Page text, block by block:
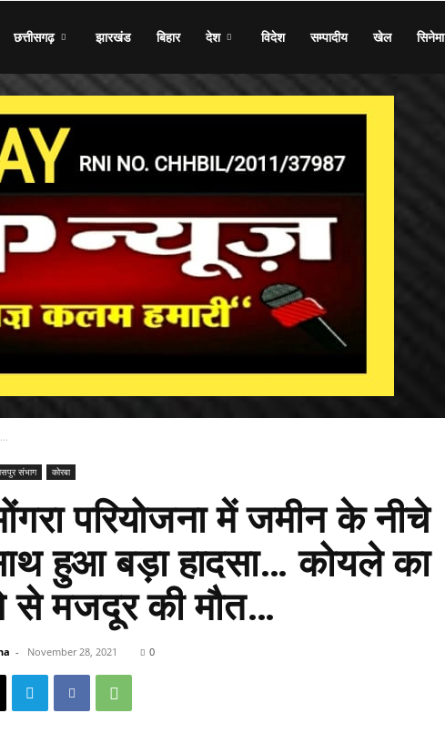
छत्तीसगढ़ झारखंड बिहार देश विदेश सम्पादीय खेल सिनेमा
संभाग कोरबा
परियोजना में जमीन के नीचे
हुआ बड़ा हादसा… कोयले का
से मजदूर की मौत…
- November 28, 2021 0